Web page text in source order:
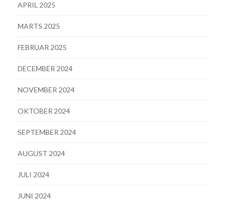
APRIL 2025
MARTS 2025
FEBRUAR 2025
DECEMBER 2024
NOVEMBER 2024
OKTOBER 2024
SEPTEMBER 2024
AUGUST 2024
JULI 2024
JUNI 2024